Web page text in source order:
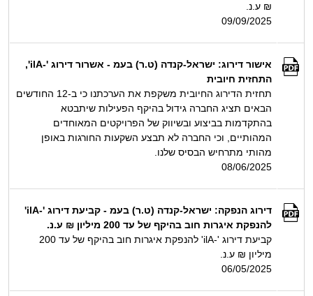
₪ ע.נ.
09/09/2025
אישור דירוג: ישראל-קנדה (ט.ר) בעמ - אשרור דירוג '-ilA',
התחזית חיובית
תחזית הדירוג החיובית משקפת את הערכתנו כי ב-12 החודשים
הבאים תציג החברה גידול בהיקף הפעילות שיתבטא
בהתקדמות בביצוע ובשיווק של הפרויקטים המאוחדים
המהותיים, וכי החברה לא תבצע השקעות החורגות באופן
מהותי מתרחיש הבסיס שלנו.
08/06/2025
דירוג הנפקה: ישראל-קנדה (ט.ר) בעמ - קביעת דירוג '-ilA'
להנפקת איגרות חוב בהיקף של עד 200 מיליון ₪ ע.נ.
קביעת דירוג '-ilA' להנפקת איגרות חוב בהיקף של עד 200
מיליון ₪ ע.נ.
06/05/2025